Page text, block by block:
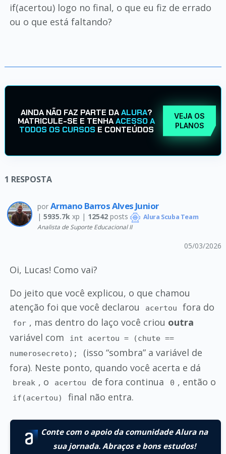
if(acertou) logo no final, o que eu fiz de errado
ou o que está faltando?
AINDA NÃO FAZ PARTE DAALURA?
MATRICULE-SE E TENHAACESSO A
TODOS OS CURSOS E CONTEÚDOS
VEJA OS
PLANOS
1 RESPOSTA
por Armano Barros Alves Junior
| 5935.7kxp | 12542posts Alura Scuba Team
Analista de Suporte Educacional II
05/03/2026
Oi, Lucas! Como vai?
Do jeito que você explicou, o que chamou
atenção foi que você declarou
acertou fora do
for , mas dentro do laço você criou outra
variável com
int acertou = (chute ==
numerosecreto);
(isso “sombra” a variável de
fora). Neste ponto, quando você acerta e dá
break , o acertou de fora continua 0 , então o
if(acertou) final não entra.
Conte com o apoio da comunidade Alura na
sua jornada. Abraços e bons estudos!